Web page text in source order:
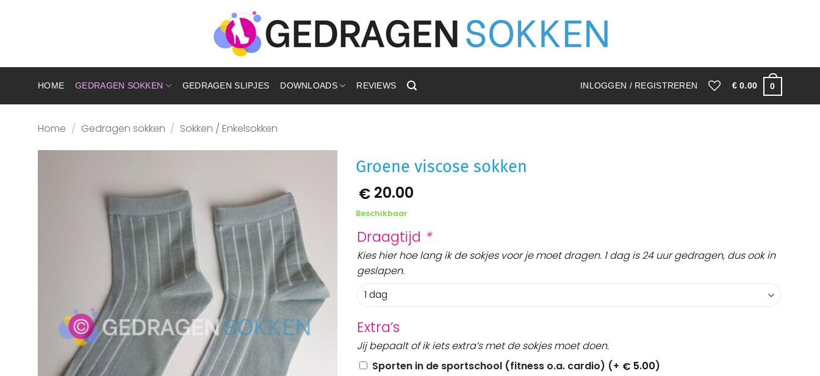
HOME GEDRAGEN SOKKEN GEDRAGEN SLIPJES DOWNLOADS REVIEWS INLOGGEN / REGISTREREN €0.00 0
Home / Gedragen sokken / Sokken / Enkelsokken
verlanglijst
toevoegen
Groene viscose sokken
€20.00
Beschikbaar
Draagtijd *
Kies hier hoe lang ik de sokjes voor je moet dragen. 1 dag is 24 uur gedragen, dus ook in
geslapen.
Extra’s
Jij bepaalt of ik iets extra’s met de sokjes moet doen.
Sporten in de sportschool (fitness o.a. cardio) (+ € 5.00)